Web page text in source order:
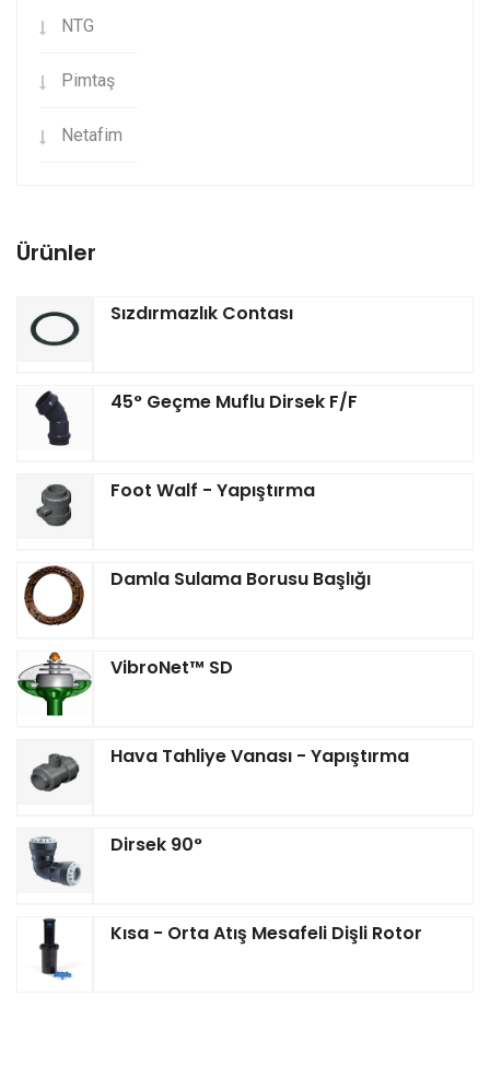
NTG
Pimtaş
Netafim
Ürünler
Sızdırmazlık Contası
45° Geçme Muflu Dirsek F/F
Foot Walf - Yapıştırma
Damla Sulama Borusu Başlığı
VibroNet™ SD
Hava Tahliye Vanası - Yapıştırma
Dirsek 90°
Kısa - Orta Atış Mesafeli Dişli Rotor